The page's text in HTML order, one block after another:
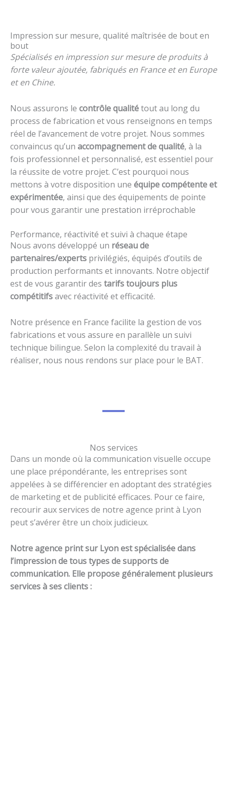
Impression sur mesure, qualité maîtrisée de bout en
bout
Spécialisés en impression sur mesure de produits à
forte valeur ajoutée, fabriqués en France et en Europe
et en Chine.
Nous assurons le contrôle qualitétout au long du
process de fabrication et vous renseignons en temps
réel de l’avancement de votre projet. Nous sommes
convaincus qu’un accompagnement de qualité, à la
fois professionnel et personnalisé, est essentiel pour
la réussite de votre projet. C’est pourquoi nous
mettons à votre disposition une équipe compétente et
expérimentée, ainsi que des équipements de pointe
pour vous garantir une prestation irréprochable
Performance, réactivité et suivi à chaque étape
Nous avons développé un réseau de
partenaires/experts privilégiés, équipés d’outils de
production performants et innovants. Notre objectif
est de vous garantir des tarifs toujours plus
compétitifsavec réactivité et efficacité.
Notre présence en France facilite la gestion de vos
fabrications et vous assure en parallèle un suivi
technique bilingue. Selon la complexité du travail à
réaliser, nous nous rendons sur place pour le BAT.
Nos services
Dans un monde où la communication visuelle occupe
une place prépondérante, les entreprises sont
appelées à se différencier en adoptant des stratégies
de marketing et de publicité efficaces. Pour ce faire,
recourir aux services de notre agence print à Lyon
peut s’avérer être un choix judicieux.
Notre agence print sur Lyon est spécialisée dans
l’impression de tous types de supports de
communication. Elle propose généralement plusieurs
services à ses clients :